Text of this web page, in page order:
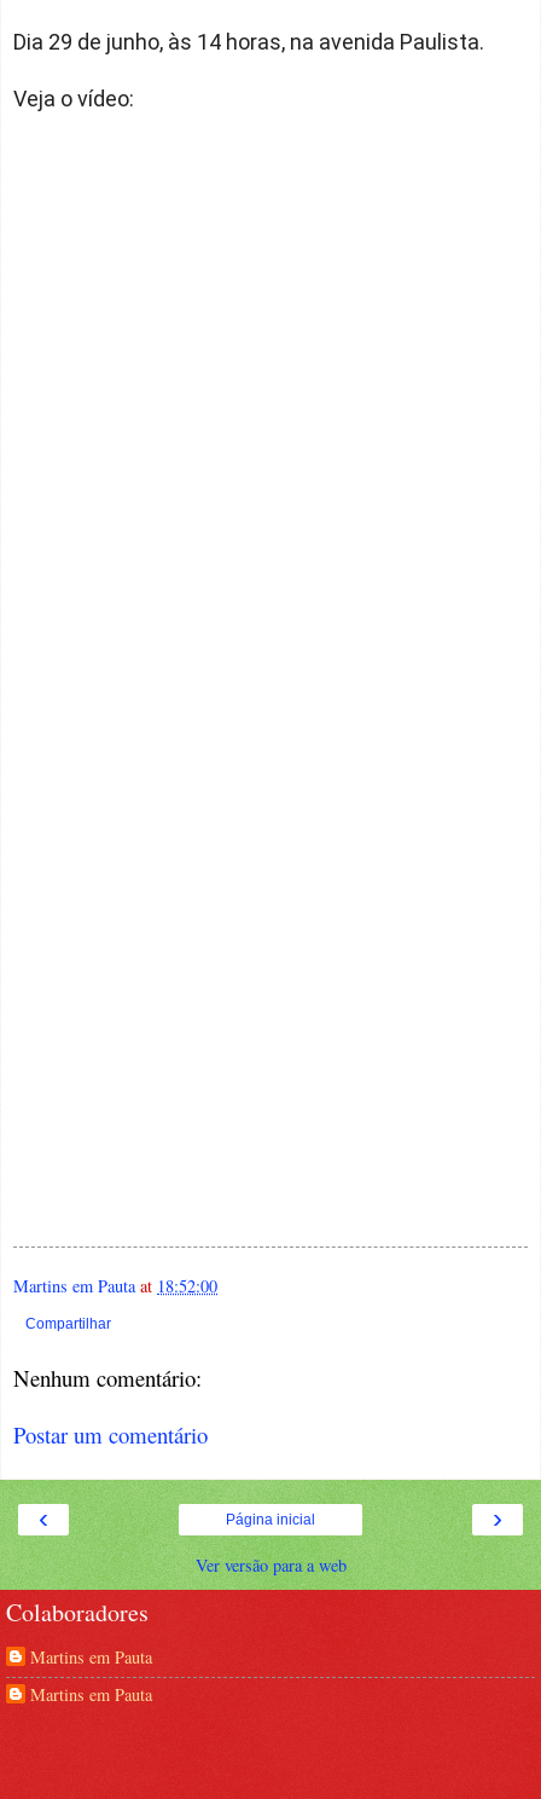
Dia 29 de junho, às 14 horas, na avenida Paulista.
Veja o vídeo:
Martins em Pauta at 18:52:00
Compartilhar
Nenhum comentário:
Postar um comentário
‹ ›
Página inicial
Ver versão para a web
Colaboradores
Martins em Pauta
Martins em Pauta